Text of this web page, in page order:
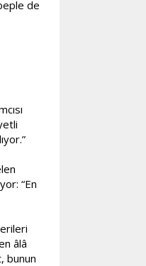
de
“En
âlâ
bunun